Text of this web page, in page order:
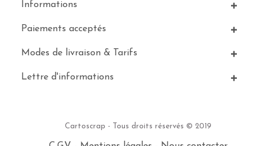
Informations
Paiements acceptés
Modes de livraison & Tarifs
Lettre d'informations
Cartoscrap - Tous droits réservés © 2019